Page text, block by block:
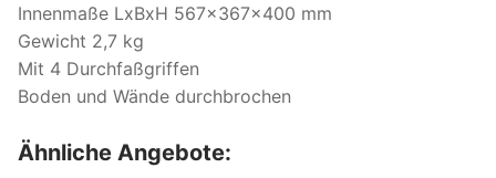
Innenmaße LxBxH 567x367x400 mm
Gewicht 2,7 kg
Mit 4 Durchfaßgriffen
Boden und Wände durchbrochen
Ähnliche Angebote: